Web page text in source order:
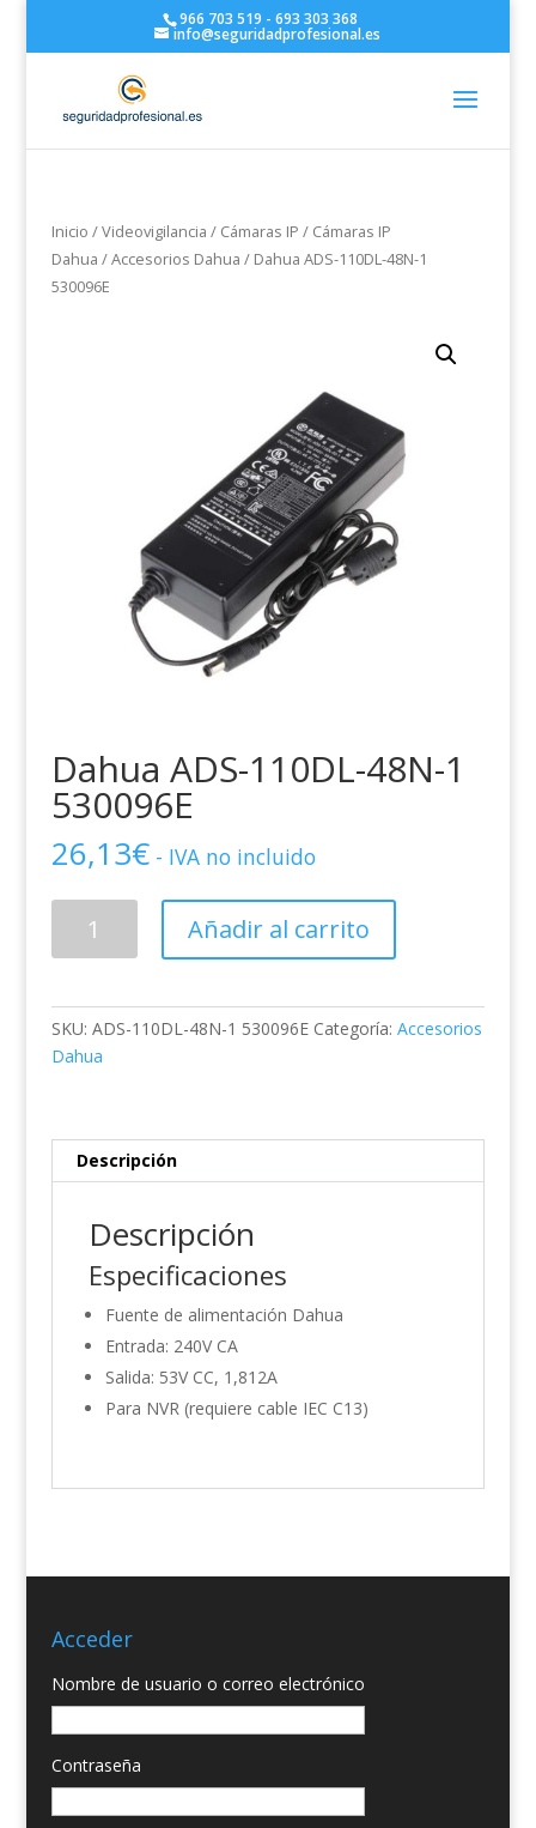
966 703 519 - 693 303 368
info@seguridadprofesional.es
Inicio /Videovigilancia / Cámaras IP / Cámaras IP
Dahua /Accesorios Dahua / Dahua ADS-110DL-48N-1
530096E
Dahua ADS-110DL-48N-1
530096E
26,13€ - IVA no incluido
1
530096E
Añadir al carrito
SKU: ADS-110DL-48N-1 530096E Categoría: Accesorios
Dahua
Descripción
Descripción
Especificaciones
Fuente de alimentación Dahua
Entrada: 240V CA
Salida: 53V CC, 1,812A
Para NVR (requiere cable IEC C13)
Acceder
Nombre de usuario o correo electrónico
Contraseña